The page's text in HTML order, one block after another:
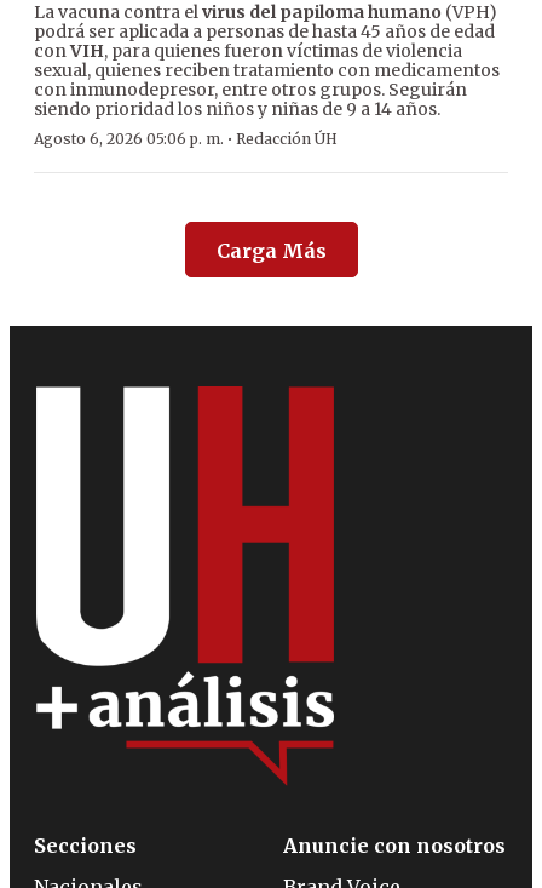
La vacuna contra elvirus del papiloma humano (VPH)
podrá ser aplicada a personas de hasta 45 años de edad
conVIH, para quienes fueron víctimas de violencia
sexual, quienes reciben tratamiento con medicamentos
con inmunodepresor, entre otros grupos. Seguirán
siendo prioridad los niños y niñas de 9 a 14 años.
Agosto 6, 2026 05:06 p. m. · Redacción ÚH
Carga Más
Secciones
Anuncie con nosotros